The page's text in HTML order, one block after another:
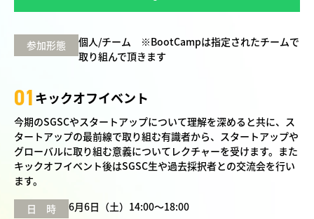
参加形態 個人/チーム ※BootCampは指定されたチームで
取り組んで頂きます
01キックオフイベント
今期のSGSCやスタートアップについて理解を深めると共に、ス
タートアップの最前線で取り組む有識者から、スタートアップや
グローバルに取り組む意義についてレクチャーを受けます。また
キックオフイベント後はSGSC生や過去採択者との交流会を行い
ます。
日 時
6月6日（土）14:00～18:00